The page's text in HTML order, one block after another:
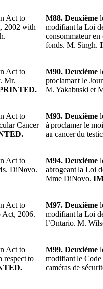
Act to
2002 with
M88. Deuxième
modifiant la Loi
consommateur en
fonds. M. Singh.
Act to
Mr.
M90. Deuxième
proclamant le
M. Yakabuski et
Act to
Cancer
M93. Deuxième
à proclamer le
au cancer du
Act to
DiNovo.
M94. Deuxième
abrogeant la Loi
Mme DiNovo.
Act to
Act, 2006.
M97. Deuxième
modifiant la Loi
l’Ontario. M.
Act to
respect to
M99. Deuxième
modifiant le Code
caméras de